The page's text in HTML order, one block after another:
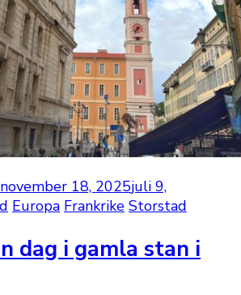
november 18, 2025juli 9,
Europa Frankrike Storstad
dag i gamla stan i